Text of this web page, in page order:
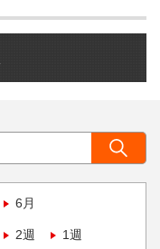
6月
2週 1週